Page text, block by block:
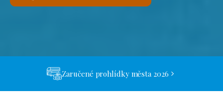
Zaručené prohlídky města 2026